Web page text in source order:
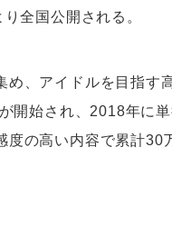
全国公開される。
、アイドルを目指す
開始され、2018年に
の高い内容で累計30